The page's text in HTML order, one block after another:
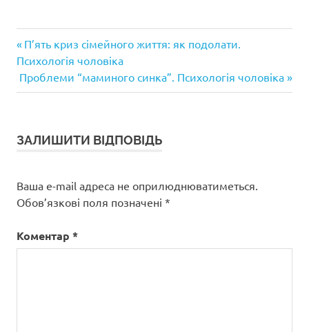
Навігація
записів
Попередній
запис:
П’ять криз сімейного життя: як подолати.
Психологія чоловіка
Наступний
запис:
Проблеми “маминого синка”. Психологія чоловіка
ЗАЛИШИТИ ВІДПОВІДЬ
Ваша e-mail адреса не оприлюднюватиметься.
Обов’язкові поля позначені *
Коментар *